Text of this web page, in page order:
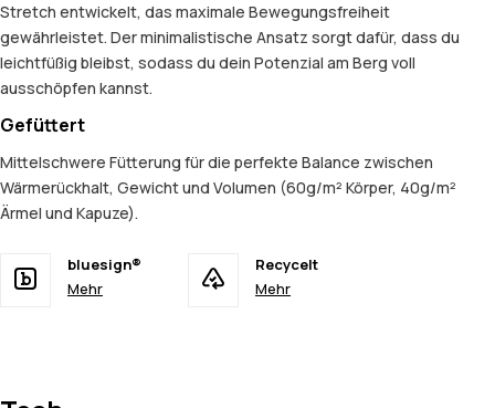
Stretch entwickelt, das maximale Bewegungsfreiheit
gewährleistet. Der minimalistische Ansatz sorgt dafür, dass du
leichtfüßig bleibst, sodass du dein Potenzial am Berg voll
ausschöpfen kannst.
Gefüttert
Mittelschwere Fütterung für die perfekte Balance zwischen
Wärmerückhalt, Gewicht und Volumen (60g/m² Körper, 40g/m²
Ärmel und Kapuze).
bluesign®
Mehr
Recycelt
Mehr